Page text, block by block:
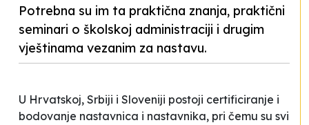
Potrebna su im ta praktična znanja, praktični
seminari o školskoj administraciji i drugim
vještinama vezanim za nastavu.
U Hrvatskoj, Srbiji i Sloveniji postoji certificiranje i
bodovanje nastavnica i nastavnika, pri čemu su svi